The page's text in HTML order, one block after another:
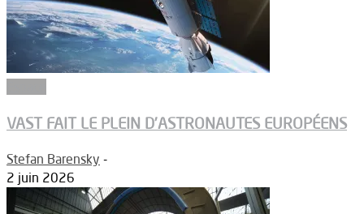
VAST FAIT LE PLEIN D’ASTRONAUTES EUROPÉENS
Stefan Barensky -
2 juin 2026